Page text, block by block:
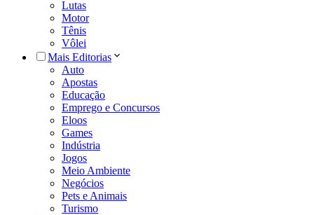
Lutas
Motor
Tênis
Vôlei
Mais Editorias
Auto
Apostas
Educação
Emprego e Concursos
Eloos
Games
Indústria
Jogos
Meio Ambiente
Negócios
Pets e Animais
Turismo